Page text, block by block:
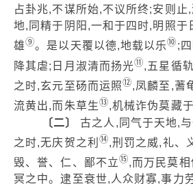
占卦兆,不谋所始,不议所终;安则止
地,同精于阴阳,一和于四时,明照于
雄⑨。是以天覆以德,地载以乐⑩ ;
降其虐;日月淑清而扬光⑪,五星循
之时,玄元至砀而运照⑫,凤麟至,蓍
流黄出,而朱草生⑬,机械诈伪莫藏于
〔二〕
古之人,同气于天地,
之时,无庆贺之利 ⑭,刑罚之威,礼、
毁、誉、仁、鄙不立⑮,而万民莫
冥之中。逮至衰世,人众财寡,事力